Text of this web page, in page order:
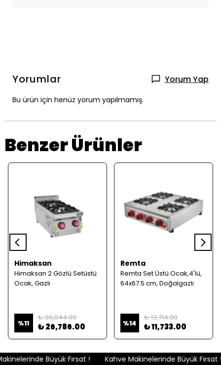
Yorumlar Yorum Yap
Bu ürün için henüz yorum yapılmamış.
Benzer Ürünler
Himaksan
Himaksan 2 Gözlü Setüstü
Ocak, Gazlı
%11
₺ 30,044.00
₺ 26,786.00
Remta
Remta Set Üstü Ocak,4'lü,
64x67.5 cm, Doğalgazlı
%14
₺ 13,714.00
₺ 11,733.00
Büyük Fırsat ! Kahve Makinelerinde Büyük Fırsat !